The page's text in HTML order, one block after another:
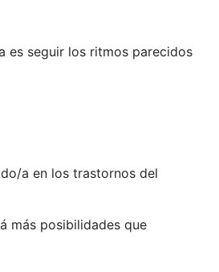
es seguir los ritmos parecidos
a en los trastornos del
más posibilidades que